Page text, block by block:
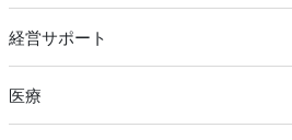
経営サポート
医療